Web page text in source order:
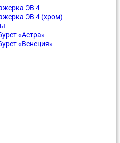
ЭВ 4
ЭВ 4 (хром)
«Астра»
«Венеция»